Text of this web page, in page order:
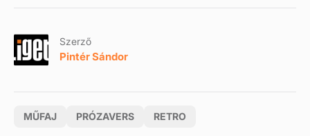
Szerző
Pintér Sándor
MŰFAJ PRÓZAVERS RETRO